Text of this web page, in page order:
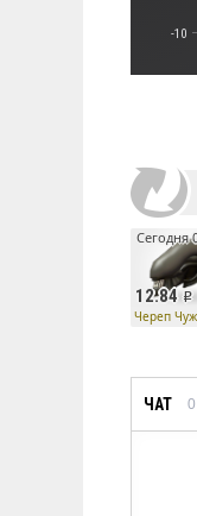
-10
12.84
Сегодня
Череп
ЧАТ 0